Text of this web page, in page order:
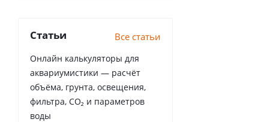
Статьи Все статьи
Онлайн калькуляторы для
аквариумистики — расчёт
объёма, грунта, освещения,
фильтра, CO₂ и параметров
воды